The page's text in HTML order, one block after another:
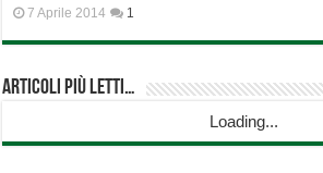
7 Aprile 2014 1
Articoli più Letti…
Loading...